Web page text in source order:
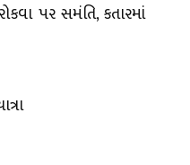
પર સમંતિ, કતારમાં